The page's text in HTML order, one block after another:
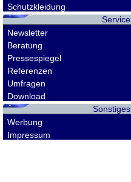
Schutzkleidung
Service
Newsletter
Beratung
Pressespiegel
Referenzen
Umfragen
Download
Sonstiges
Werbung
Impressum